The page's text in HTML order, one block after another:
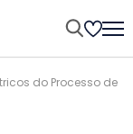
do Processo de